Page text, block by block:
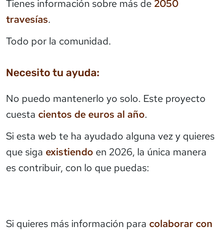
Tienes información sobre más de 2050
travesías.
Todo por la comunidad.
Necesito tu ayuda:
No puedo mantenerlo yo solo. Este proyecto
cuesta cientos de euros al año.
Si esta web te ha ayudado alguna vez y quieres
que siga existiendo en 2026, la única manera
es contribuir, con lo que puedas:
Si quieres más información para colaborar con